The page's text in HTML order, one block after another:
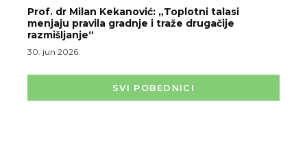
Prof. dr Milan Kekanović: „Toplotni talasi
menjaju pravila gradnje i traže drugačije
razmišljanje“
30. jun 2026.
SVI POBEDNICI